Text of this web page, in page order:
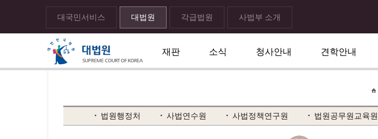
대국민서비스 대법원 각급법원 사법부 소개
재판 소식 청사안내 견학안내
메뉴전체보기
법원행정처 사법연수원 사법정책연구원 법원공무원교육원